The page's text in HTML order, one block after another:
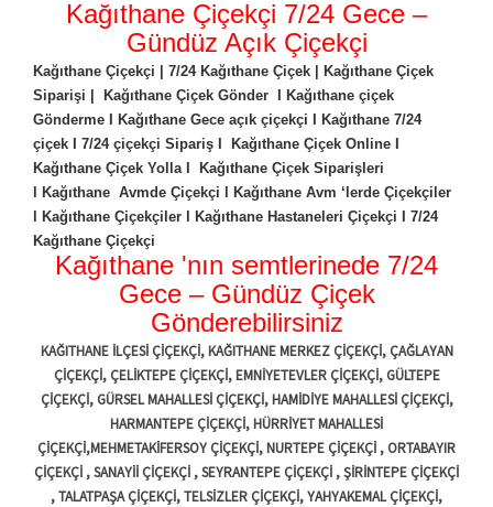
Kağıthane Çiçekçi 7/24 Gece –
Gündüz Açık Çiçekçi
Kağıthane Çiçekçi | 7/24 Kağıthane Çiçek | Kağıthane Çiçek
Siparişi | Kağıthane Çiçek Gönder I Kağıthane çiçek
Gönderme I Kağıthane Gece açık çiçekçi I Kağıthane 7/24
çiçek I 7/24 çiçekçi Sipariş I Kağıthane Çiçek Online I
Kağıthane Çiçek Yolla I Kağıthane Çiçek Siparişleri
l Kağıthane Avmde Çiçekçi l Kağıthane Avm ‘lerde Çiçekçiler
l Kağıthane Çiçekçiler l Kağıthane Hastaneleri Çiçekçi I 7/24
Kağıthane Çiçekçi
Kağıthane 'nın semtlerinede 7/24
Gece – Gündüz Çiçek
Gönderebilirsiniz
KAĞITHANE İLÇESİ ÇİÇEKÇİ, KAĞITHANE MERKEZ ÇİÇEKÇİ, ÇAĞLAYAN
ÇİÇEKÇİ, ÇELİKTEPE ÇİÇEKÇİ, EMNİYETEVLER ÇİÇEKÇİ, GÜLTEPE
ÇİÇEKÇİ, GÜRSEL MAHALLESİ ÇİÇEKÇİ, HAMİDİYE MAHALLESİ ÇİÇEKÇİ,
HARMANTEPE ÇİÇEKÇİ, HÜRRİYET MAHALLESİ
ÇİÇEKÇİ,MEHMETAKİFERSOY ÇİÇEKÇİ, NURTEPE ÇİÇEKÇİ , ORTABAYIR
ÇİÇEKÇİ , SANAYİİ ÇİÇEKÇİ , SEYRANTEPE ÇİÇEKÇİ , ŞİRİNTEPE ÇİÇEKÇİ
, TALATPAŞA ÇİÇEKÇİ, TELSİZLER ÇİÇEKÇİ, YAHYAKEMAL ÇİÇEKÇİ,